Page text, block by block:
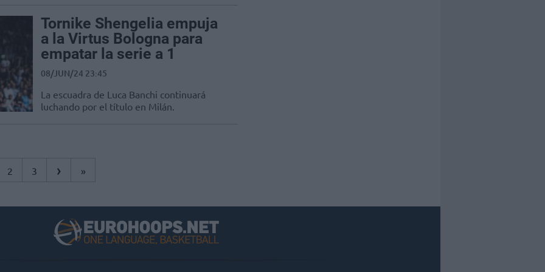
Tornike Shengelia empuja
a la Virtus Bologna para
empatar la serie a 1
08/JUN/24 23:45
La escuadra de Luca Banchi continuará
luchando por el título en Milán.
2 3 › »